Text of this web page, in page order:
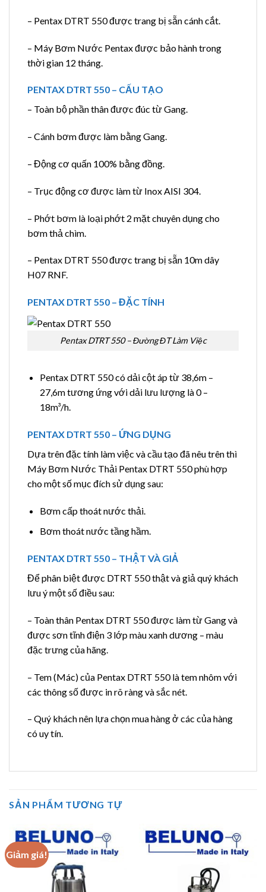
– Pentax DTRT 550 được trang bị sẵn cánh cắt.
– Máy Bơm Nước Pentax được bảo hành trong
thời gian 12 tháng.
PENTAX DTRT 550 – CẤU TẠO
– Toàn bộ phần thân được đúc từ Gang.
– Cánh bơm được làm bằng Gang.
– Động cơ quấn 100% bằng đồng.
– Trục động cơ được làm từ Inox AISI 304.
– Phớt bơm là loại phớt 2 mặt chuyên dụng cho
bơm thả chìm.
– Pentax DTRT 550 được trang bị sẵn 10m dây
H07 RNF.
PENTAX DTRT 550 – ĐẶC TÍNH
Pentax DTRT 550 – Đường ĐT Làm Việc
Pentax DTRT 550 có dải cột áp từ 38,6m –
27,6m tương ứng với dải lưu lượng là 0 –
18m³/h.
PENTAX DTRT 550 – ỨNG DỤNG
Dựa trên đặc tính làm việc và cầu tạo đã nêu trên thì
Máy Bơm Nước Thải Pentax DTRT 550 phù hợp
cho một số mục đích sử dụng sau:
Bơm cấp thoát nước thải.
Bơm thoát nước tầng hầm.
PENTAX DTRT 550 – THẬT VÀ GIẢ
Để phân biệt được DTRT 550 thật và giả quý khách
lưu ý một số điều sau:
– Toàn thân Pentax DTRT 550 được làm từ Gang và
được sơn tĩnh điện 3 lớp màu xanh dương – màu
đặc trưng của hãng.
– Tem (Mác) của Pentax DTRT 550 là tem nhôm với
các thông số được in rõ ràng và sắc nét.
– Quý khách nên lựa chọn mua hàng ở các của hàng
có uy tín.
SẢN PHẨM TƯƠNG TỰ
Giảm giá!